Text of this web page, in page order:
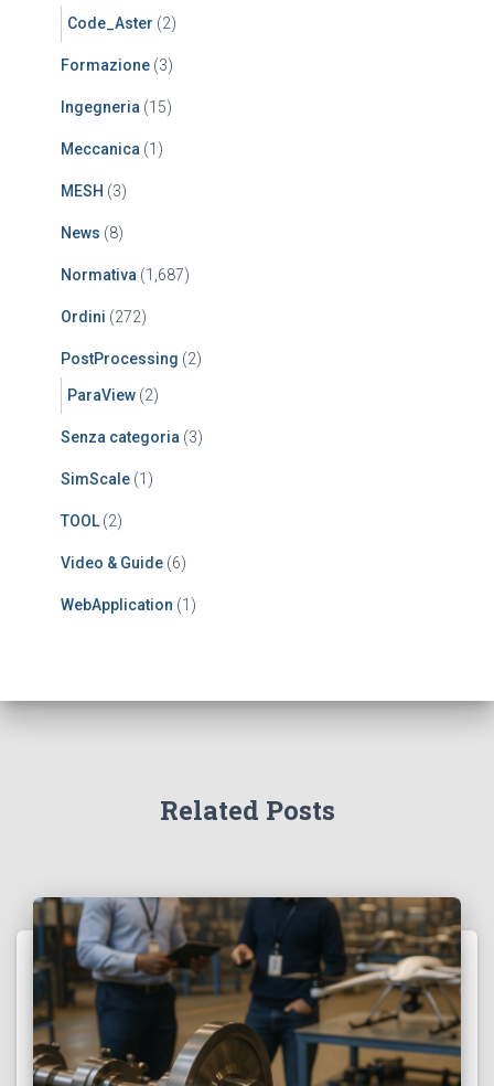
Code_Aster (2)
Formazione (3)
Ingegneria (15)
Meccanica (1)
MESH (3)
News (8)
Normativa (1,687)
Ordini (272)
PostProcessing (2)
ParaView (2)
Senza categoria (3)
SimScale (1)
TOOL (2)
Video & Guide (6)
WebApplication (1)
Related Posts